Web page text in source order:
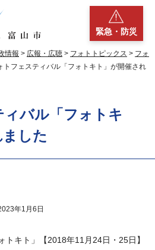
緊急・防災
情報 > 広報・広聴 > フォトトピックス > フォ
トフェスティバル「フォトキト」が開催され
バル「フォトキ
ました
年1月6日
トキト」【2018年11月24日・25日】